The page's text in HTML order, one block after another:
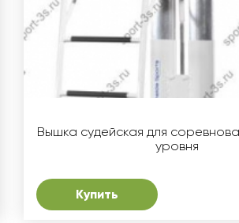
Вышка судейская для
уровня
Купить